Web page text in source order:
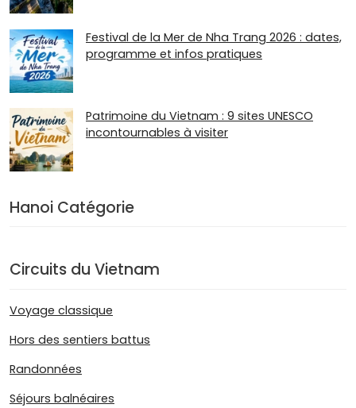
Festival de la Mer de Nha Trang 2026 : dates,
programme et infos pratiques
Patrimoine du Vietnam : 9 sites UNESCO
incontournables à visiter
Hanoi Catégorie
Circuits du Vietnam
Voyage classique
Hors des sentiers battus
Randonnées
Séjours balnéaires